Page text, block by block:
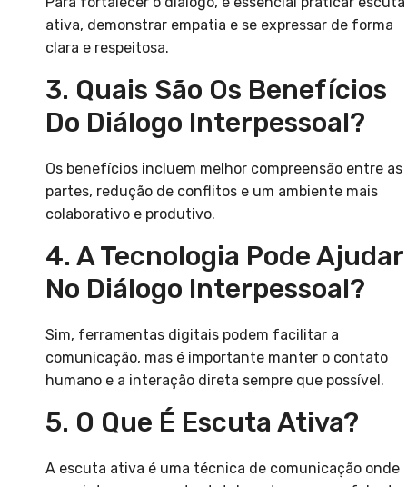
ativa, demonstrar empatia e se expressar de forma
clara e respeitosa.
3. Quais São Os Benefícios
Do Diálogo Interpessoal?
Os benefícios incluem melhor compreensão entre as
partes, redução de conflitos e um ambiente mais
colaborativo e produtivo.
4. A Tecnologia Pode Ajudar
No Diálogo Interpessoal?
Sim, ferramentas digitais podem facilitar a
comunicação, mas é importante manter o contato
humano e a interação direta sempre que possível.
5. O Que É Escuta Ativa?
A escuta ativa é uma técnica de comunicação onde